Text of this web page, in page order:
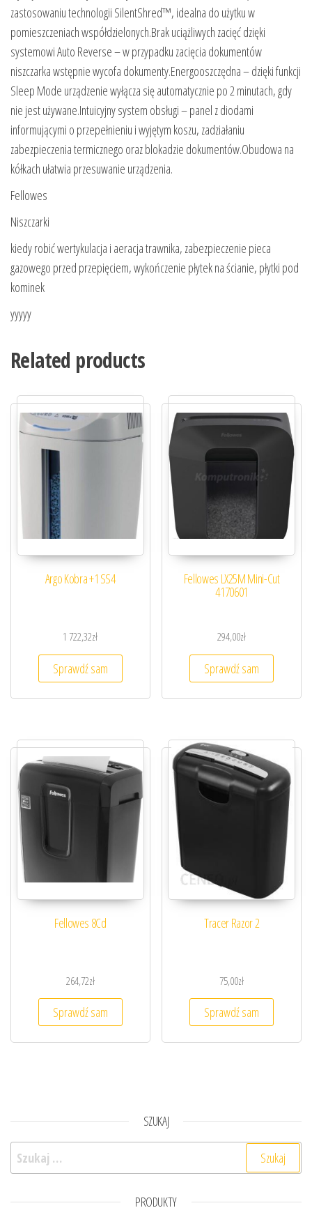
zastosowaniu technologii SilentShred™, idealna do użytku w
pomieszczeniach współdzielonych.Brak uciążliwych zacięć dzięki
systemowi Auto Reverse – w przypadku zacięcia dokumentów
niszczarka wstępnie wycofa dokumenty.Energooszczędna – dzięki funkcji
Sleep Mode urządzenie wyłącza się automatycznie po 2 minutach, gdy
nie jest używane.Intuicyjny system obsługi – panel z diodami
informującymi o przepełnieniu i wyjętym koszu, zadziałaniu
zabezpieczenia termicznego oraz blokadzie dokumentów.Obudowa na
kółkach ułatwia przesuwanie urządzenia.
Fellowes
Niszczarki
kiedy robić wertykulacja i aeracja trawnika, zabezpieczenie pieca
gazowego przed przepięciem, wykończenie płytek na ścianie, płytki pod
kominek
yyyyy
Related products
Argo Kobra +1 SS4
1 722,32zł
Sprawdź sam
Fellowes LX25M Mini-Cut
4170601
294,00zł
Sprawdź sam
Fellowes 8Cd
264,72zł
Sprawdź sam
Tracer Razor 2
75,00zł
Sprawdź sam
SZUKAJ
Szukaj:
PRODUKTY